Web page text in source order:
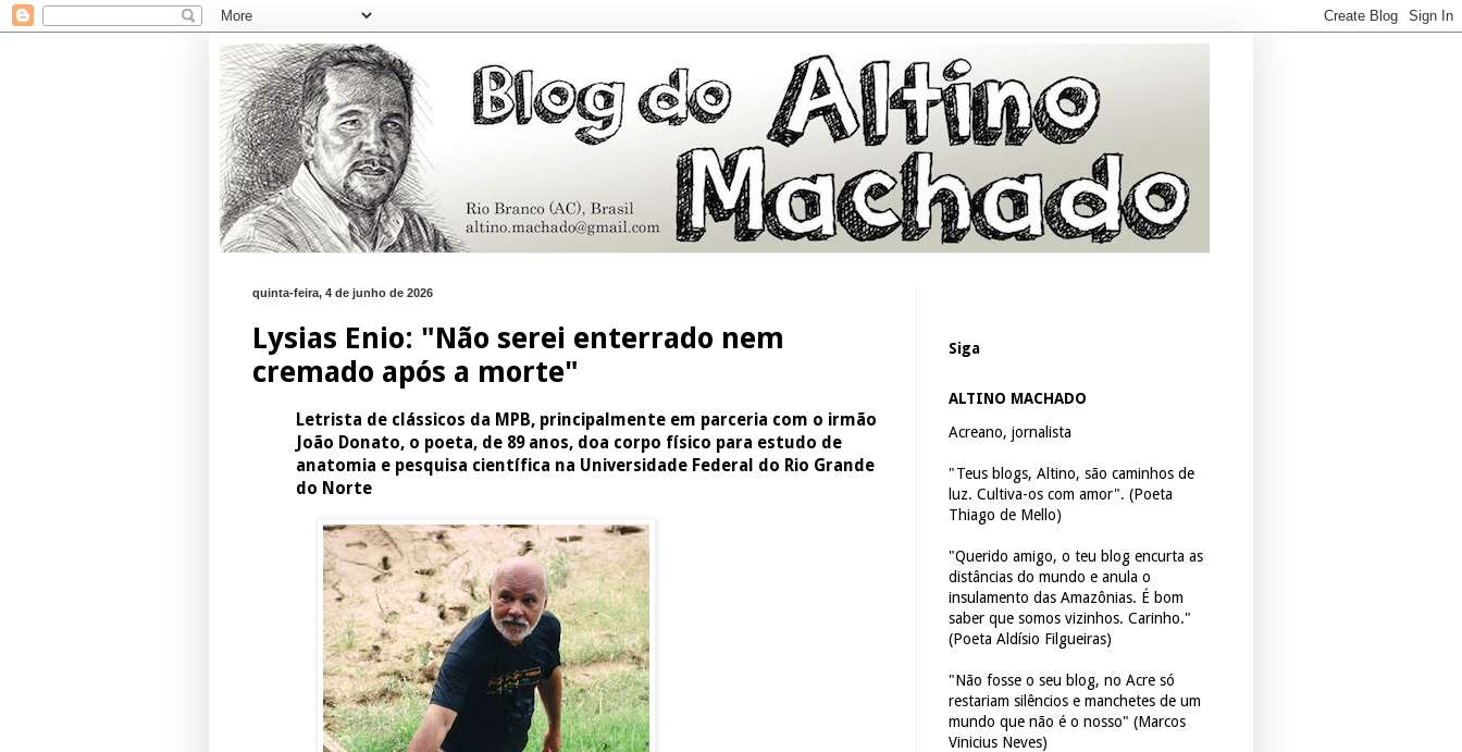
quinta-feira, 4 de junho de 2026
Lysias Enio: "Não serei enterrado nem
cremado após a morte"
Letrista de clássicos da MPB, principalmente em parceria com o irmão
João Donato, o poeta, de 89 anos, doa corpo físico para estudo de
anatomia e pesquisa científica na Universidade Federal do Rio Grande
do Norte
Siga
ALTINO MACHADO
Acreano, jornalista
"Teus blogs, Altino, são caminhos de
luz. Cultiva-os com amor". (Poeta
Thiago de Mello)
"Querido amigo, o teu blog encurta as
distâncias do mundo e anula o
insulamento das Amazônias. É bom
saber que somos vizinhos. Carinho."
(Poeta Aldísio Filgueiras)
"Não fosse o seu blog, no Acre só
restariam silêncios e manchetes de um
mundo que não é o nosso" (Marcos
Vinicius Neves)